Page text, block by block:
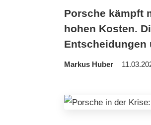
Porsche kämpft
hohen Kosten.
Entscheidungen
Markus Huber